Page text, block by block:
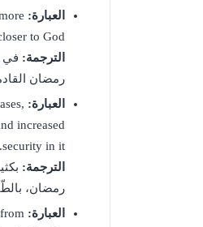
العبارة:
to God.
الترجمة: في
رمضان
العبارة:
increased
security in it.
الترجمة:
رمضان،
العبارة: